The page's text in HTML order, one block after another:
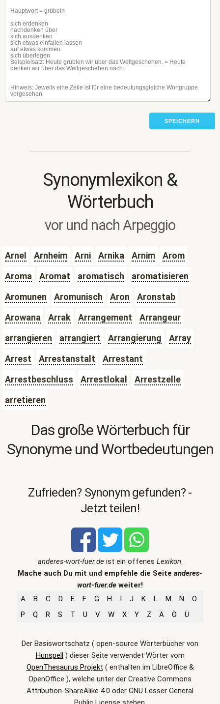
SPEICHERN
Synonymlexikon &
Wörterbuch
vor und nach Arpeggio
Arnel Arnheim Arni Arnika Arnim
Arom
Aroma
Aromat aromatisch
aromatisieren
Aromunen
Aromunisch Aron
Aronstab
Arowana
Arrak Arrangement
Arrangeur
arrangieren
arrangiert Arrangierung
Array
Arrest
Arrestanstalt
Arrestant
Arrestbeschluss
Arrestlokal
Arrestzelle
arretieren
Das große Wörterbuch für
Synonyme und Wortbedeutungen
Zufrieden? Synonym gefunden? -
Jetzt teilen!
anderes-wort-fuer.deist ein offenes Lexikon.
Mache auch Du mit und empfehle die Seite anderes-
wort-fuer.de weiter!
A
B C D E F G H I J K L M N
O
P
Q R S T U V W X Y Z Ä Ö Ü
Der Basiswortschatz ( open-source Wörterbücher von
Hunspell) dieser Seite verwendet Wörter vom
OpenThesaurus Projekt ( enthalten im LibreOffice &
OpenOffice ), welche unter der Creative Commons
Attribution-ShareAlike 4.0 oder GNU Lesser General